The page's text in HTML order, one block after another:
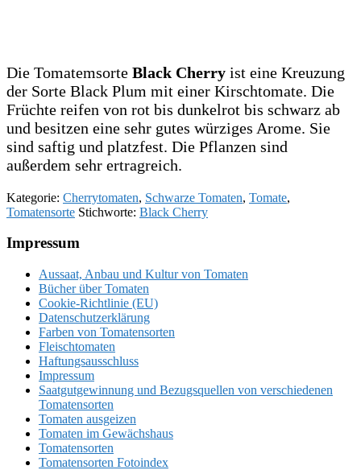
Die Tomatemsorte Black Cherry ist eine Kreuzung
der Sorte Black Plum mit einer Kirschtomate. Die
Früchte reifen von rot bis dunkelrot bis schwarz ab
und besitzen eine sehr gutes würziges Arome. Sie
sind saftig und platzfest. Die Pflanzen sind
außerdem sehr ertragreich.
Kategorie: Cherrytomaten, Schwarze Tomaten, Tomate,
Tomatensorte Stichworte: Black Cherry
Footer
Impressum
Aussaat, Anbau und Kultur von Tomaten
Bücher über Tomaten
Cookie-Richtlinie (EU)
Datenschutzerklärung
Farben von Tomatensorten
Fleischtomaten
Haftungsausschluss
Impressum
Saatgutgewinnung und Bezugsquellen von verschiedenen
Tomatensorten
Tomaten ausgeizen
Tomaten im Gewächshaus
Tomatensorten
Tomatensorten Fotoindex